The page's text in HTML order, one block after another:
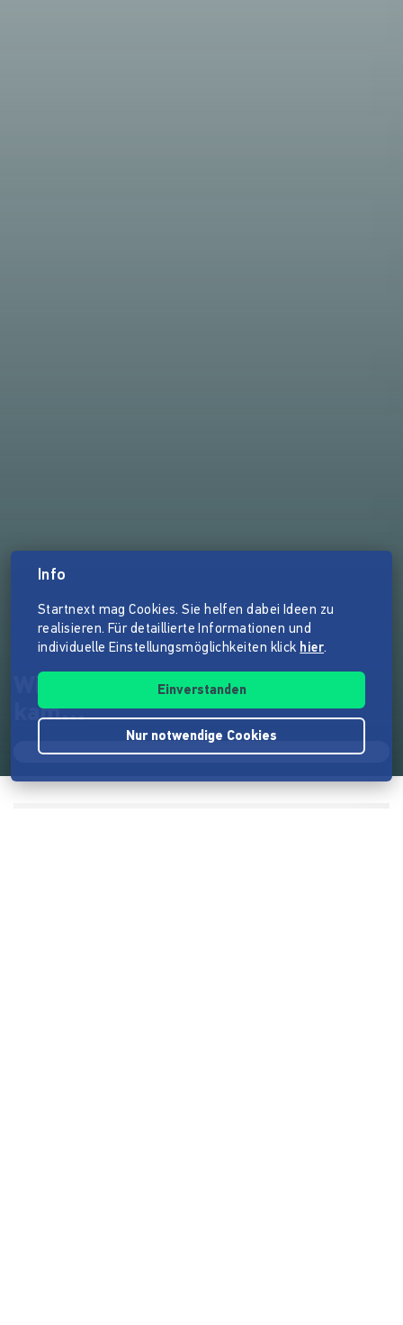
Wie der Punk nach Stuttgart
kam...
Info
Startnext mag Cookies. Sie helfen dabei Ideen zu
realisieren. Für detaillierte Informationen und
individuelle Einstellungsmöglichkeiten klick hier.
Einverstanden
Nur notwendige Cookies